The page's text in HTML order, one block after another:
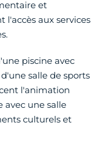
et
l'accès aux services
piscine avec
salle de sports
l'animation
avec une salle
culturels et